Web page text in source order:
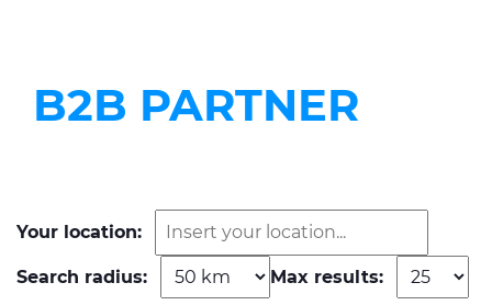
B2B PARTNER
Your location:
Search radius: Max results: